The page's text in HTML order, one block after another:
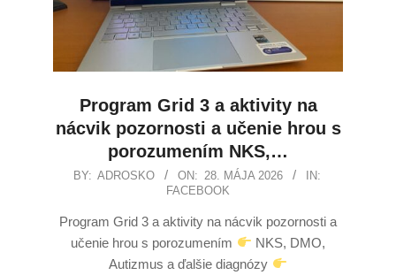
Program Grid 3 a aktivity na
nácvik pozornosti a učenie hrou s
porozumením NKS,…
BY: ADROSKO ON: 28. MÁJA 2026
IN:
FACEBOOK
Program Grid 3 a aktivity na nácvik pozornosti a
učenie hrou s porozumením
NKS, DMO,
Autizmus a ďalšie diagnózy